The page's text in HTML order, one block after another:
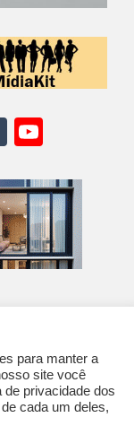
Tumblr
) para manter a
site você
privacidade dos
cada um deles,